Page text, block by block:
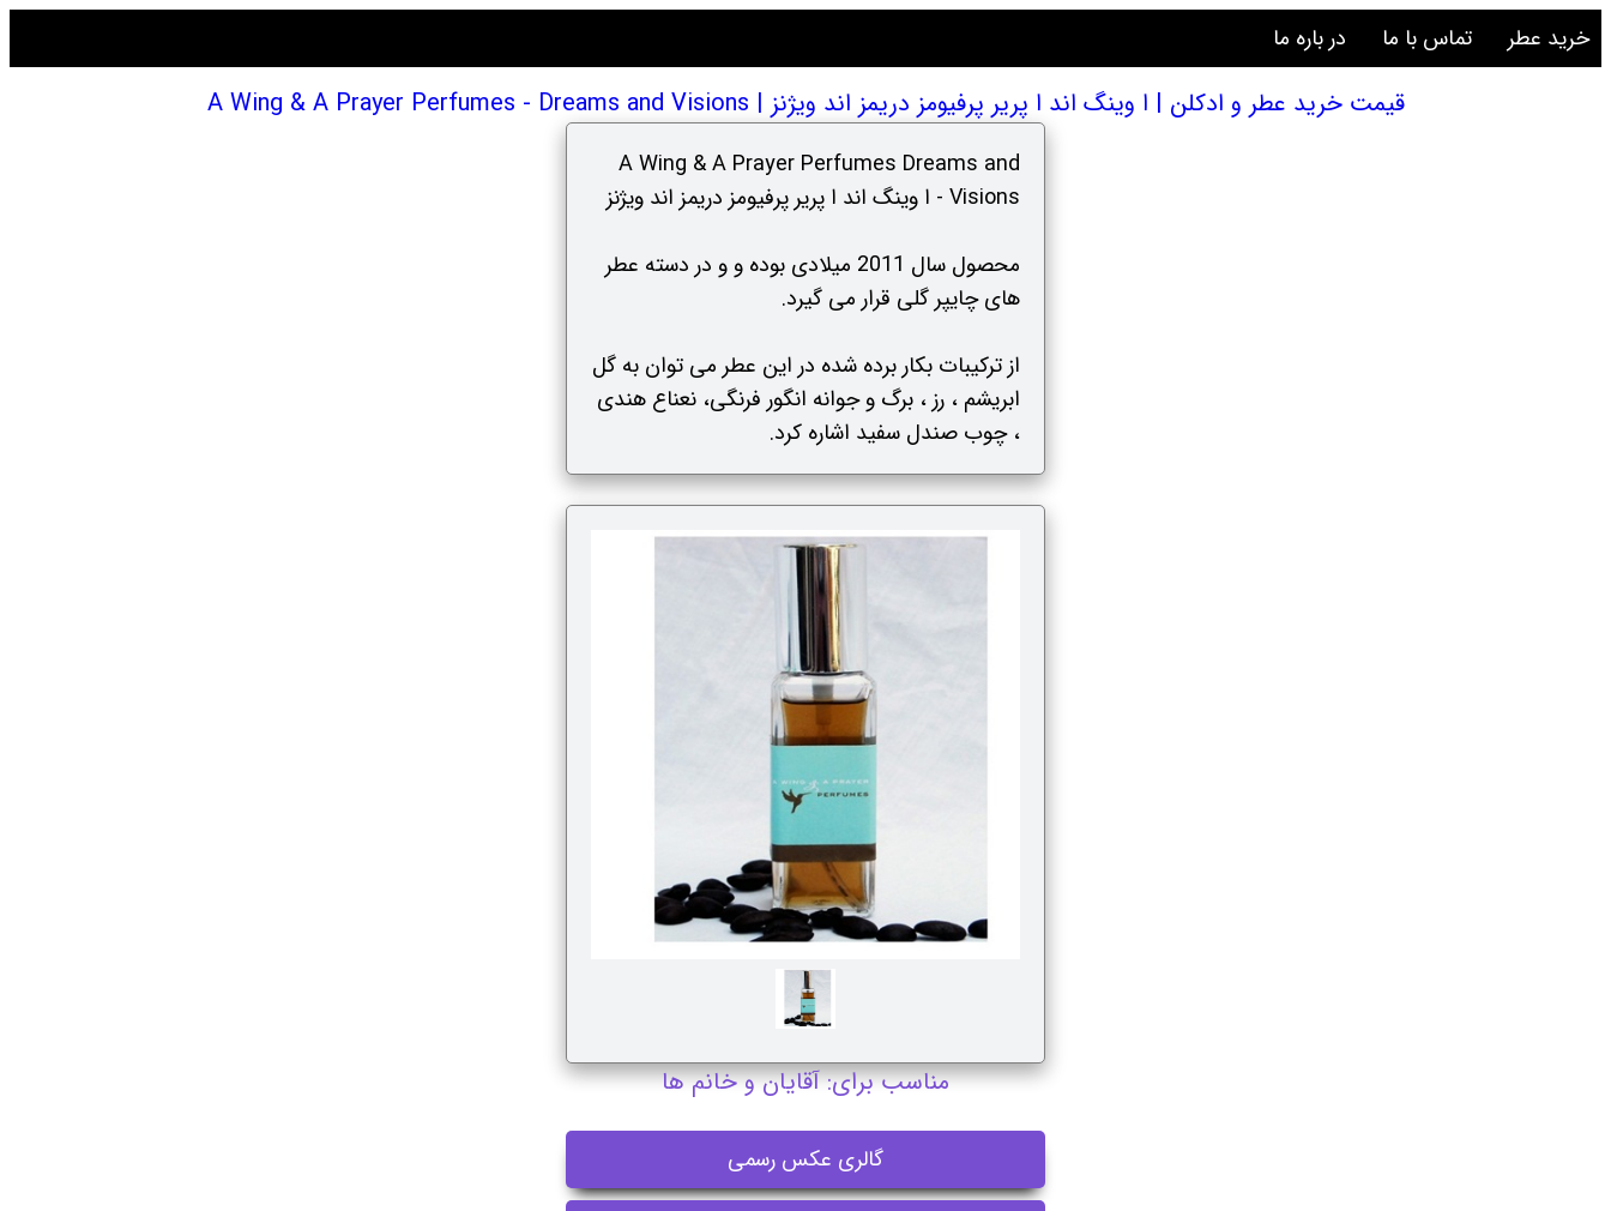
خرید عطر تماس با ما در باره ما
قیمت خرید عطر و ادکلن | ا وینگ اند ا پریر پرفیومز دریمز اند ویژنز | A Wing & A Prayer Perfumes - Dreams and Visions
A Wing & A Prayer Perfumes Dreams and
Visions - ا وینگ اند ا پریر پرفیومز دریمز اند ویژنز
محصول سال 2011 میلادی بوده و و در دسته عطر
های چایپر گلی قرار می گیرد.
از ترکیبات بکار برده شده در این عطر می توان به گل
ابریشم ، رز ، برگ و جوانه انگور فرنگی، نعناع هندی
، چوب صندل سفید اشاره کرد.
مناسب برای: آقایان و خانم ها
گالری عکس رسمی